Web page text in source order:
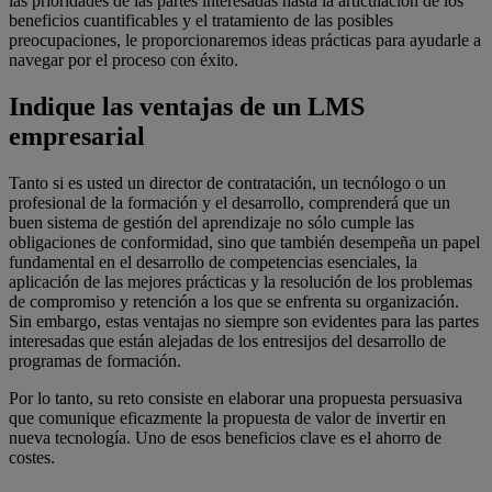
beneficios cuantificables y el tratamiento de las posibles
preocupaciones, le proporcionaremos ideas prácticas para ayudarle a
navegar por el proceso con éxito.
Indique las ventajas de un LMS
empresarial
Tanto si es usted un director de contratación, un tecnólogo o un
profesional de la formación y el desarrollo, comprenderá que un
buen sistema de gestión del aprendizaje no sólo cumple las
obligaciones de conformidad, sino que también desempeña un papel
fundamental en el desarrollo de competencias esenciales, la
aplicación de las mejores prácticas y la resolución de los problemas
de compromiso y retención a los que se enfrenta su organización.
Sin embargo, estas ventajas no siempre son evidentes para las partes
interesadas que están alejadas de los entresijos del desarrollo de
programas de formación.
Por lo tanto, su reto consiste en elaborar una propuesta persuasiva
que comunique eficazmente la propuesta de valor de invertir en
nueva tecnología. Uno de esos beneficios clave es el ahorro de
costes.